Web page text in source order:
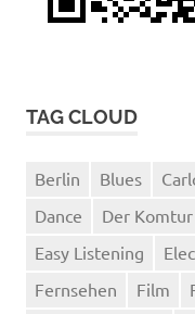
TAG CLOUD
Berlin Blues
Dance
Der Komtur
Easy Listening
Fernsehen
Film